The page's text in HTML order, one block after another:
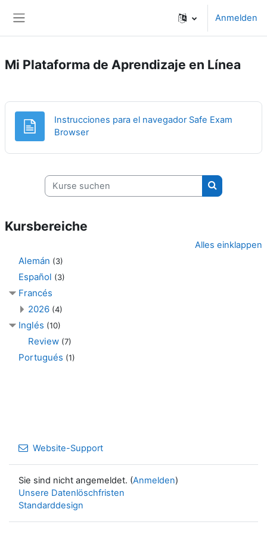
Anmelden
Mi Plataforma de Aprendizaje en Línea
Instrucciones para el navegador Safe Exam
BrowserTextseite
Kurse suchen
Kurse
Kursbereiche
Alles einklappen
Alemán (3)
Español (3)
Francés
2026 (4)
Inglés (10)
Review (7)
Portugués (1)
Website-Support
Sie sind nicht angemeldet. (Anmelden)
Unsere Datenlöschfristen
Standarddesign